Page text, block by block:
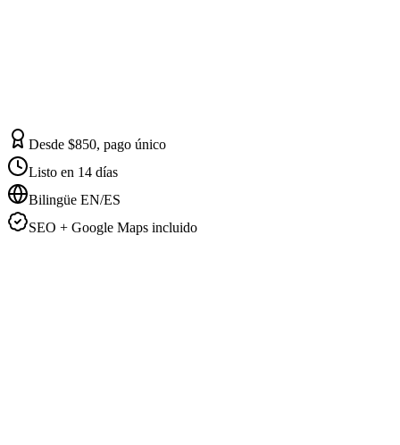
Desde $850, pago único
Listo en 14 días
Bilingüe EN/ES
SEO + Google Maps incluido